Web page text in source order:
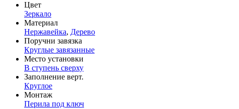
Цвет
Зеркало
Материал
Нержавейка, Дерево
Поручни завязка
Круглые завязанные
Место установки
В ступень сверху
Заполнение верт.
Круглое
Монтаж
Перила под ключ